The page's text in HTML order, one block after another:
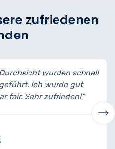
zufriedenen
wurden schnell
Ich wurde gut
fair. Sehr zufrieden!“